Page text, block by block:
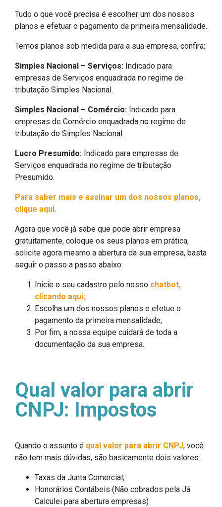
Tudo o que você precisa é escolher um dos nossos
planos e efetuar o pagamento da primeira mensalidade.
Temos planos sob medida para a sua empresa, confira:
Simples Nacional – Serviços: Indicado para
empresas de Serviços enquadrada no regime de
tributação Simples Nacional.
Simples Nacional – Comércio: Indicado para
empresas de Comércio enquadrada no regime de
tributação do Simples Nacional.
Lucro Presumido: Indicado para empresas de
Serviços enquadrada no regime de tributação
Presumido.
Para saber mais e assinar um dos nossos planos,
clique aqui.
Agora que você já sabe que pode abrir empresa
gratuitamente, coloque os seus planos em prática,
solicite agora mesmo a abertura da sua empresa, basta
seguir o passo a passo abaixo:
Inicie o seu cadastro pelo nosso chatbot,
clicando aqui;
Escolha um dos nossos planos e efetue o
pagamento da primeira mensalidade;
Por fim, a nossa equipe cuidará de toda a
documentação da sua empresa.
Qual valor para abrir
CNPJ: Impostos
Quando o assunto é qual valor para abrir CNPJ, você
não tem mais dúvidas, são basicamente dois valores:
Taxas da Junta Comercial;
Honorários Contábeis (Não cobrados pela Já
Calculei para abertura empresas)